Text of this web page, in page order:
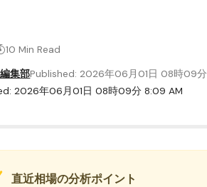
2026年06月01日 08時09分 8:09 AM
集部Published: 2026年06月01日 08時09分
10 Min Read
直近相場の分析ポイント